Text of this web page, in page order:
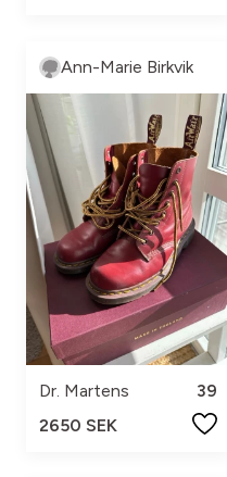
Ann-Marie Birkvik
Dr. Martens
39
2650 SEK